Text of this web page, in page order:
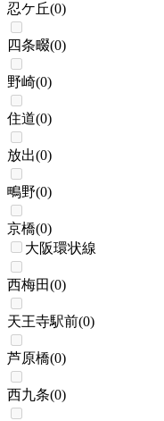
忍ケ丘(0)
四条畷(0)
野崎(0)
住道(0)
放出(0)
鴫野(0)
京橋(0)
大阪環状線
西梅田(0)
天王寺駅前(0)
芦原橋(0)
西九条(0)